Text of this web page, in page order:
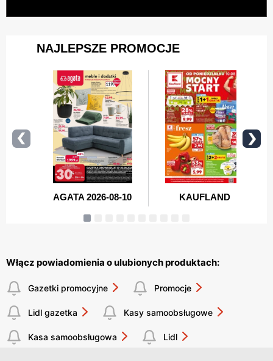
Włącz powiadomienia o ulubionych produktach:
Gazetki promocyjne Promocje
Lidl gazetka Kasy samoobsługowe
Kasa samoobsługowa Lidl